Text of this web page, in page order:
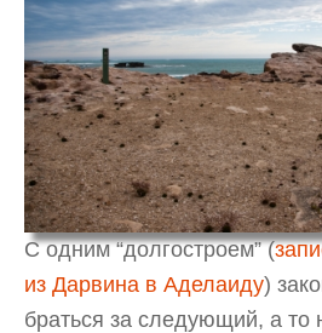
С одним “долгостроем” (
из Дарвина в Аделаиду)
браться за следующий, а то